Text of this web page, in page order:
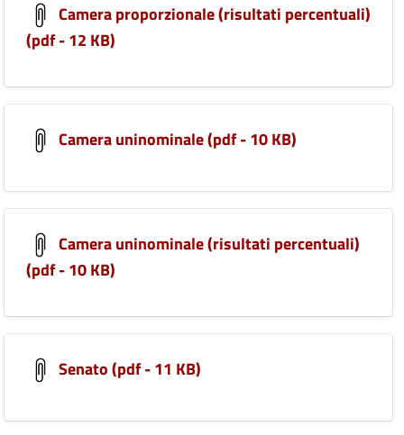
Camera proporzionale (risultati percentuali)
(pdf - 12 KB)
Camera uninominale (pdf - 10 KB)
Camera uninominale (risultati percentuali)
(pdf - 10 KB)
Senato (pdf - 11 KB)